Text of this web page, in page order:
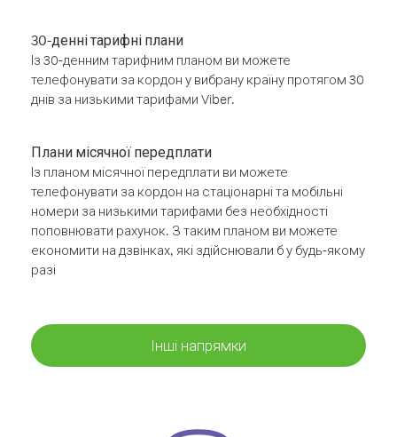
30-денні тарифні плани
Із 30-денним тарифним планом ви можете
телефонувати за кордон у вибрану країну протягом 30
днів за низькими тарифами Viber.
Плани місячної передплати
Із планом місячної передплати ви можете
телефонувати за кордон на стаціонарні та мобільні
номери за низькими тарифами без необхідності
поповнювати рахунок. З таким планом ви можете
економити на дзвінках, які здійснювали б у будь-якому
разі
Інші напрямки